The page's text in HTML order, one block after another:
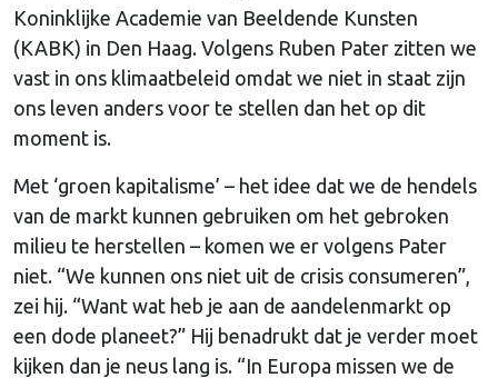
Koninklijke Academie van Beeldende Kunsten
(KABK) in Den Haag. Volgens Ruben Pater zitten we
vast in ons klimaatbeleid omdat we niet in staat zijn
ons leven anders voor te stellen dan het op dit
moment is.
Met ‘groen kapitalisme’ – het idee dat we de hendels
van de markt kunnen gebruiken om het gebroken
milieu te herstellen – komen we er volgens Pater
niet. “We kunnen ons niet uit de crisis consumeren”,
zei hij. “Want wat heb je aan de aandelenmarkt op
een dode planeet?” Hij benadrukt dat je verder moet
kijken dan je neus lang is. “In Europa missen we de